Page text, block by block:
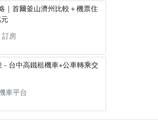
｜首爾釜山濟州比較＋機票住
訂房
- 台中高鐵租機車+公車轉乘交
車平台